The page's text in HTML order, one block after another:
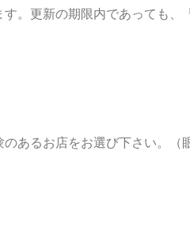
。更新の期限内であっても、
あるお店をお選び下さい。（